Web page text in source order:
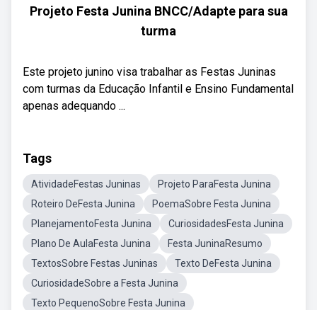
Projeto Festa Junina BNCC/Adapte para sua
turma
Este projeto junino visa trabalhar as Festas Juninas
com turmas da Educação Infantil e Ensino Fundamental
apenas adequando ...
Tags
AtividadeFestas Juninas
Projeto ParaFesta Junina
Roteiro DeFesta Junina
PoemaSobre Festa Junina
PlanejamentoFesta Junina
CuriosidadesFesta Junina
Plano De AulaFesta Junina
Festa JuninaResumo
TextosSobre Festas Juninas
Texto DeFesta Junina
CuriosidadeSobre a Festa Junina
Texto PequenoSobre Festa Junina